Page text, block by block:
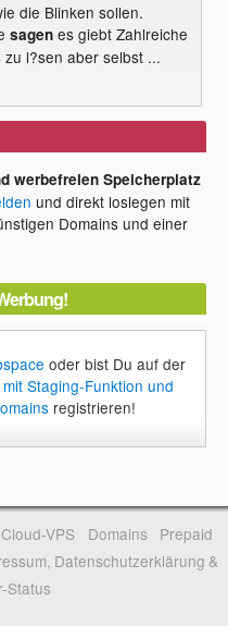
die Blinken sollen.
sagenes giebt Zahlreiche
l?sen aber selbst ...
werbefreien Speicherplatz
und direkt loslegen mit
Domains und einer
oder bist Du auf der
Staging-Funktion und
registrieren!
Cloud-VPS Domains
Prepaid
Datenschutzerklärung &
Status